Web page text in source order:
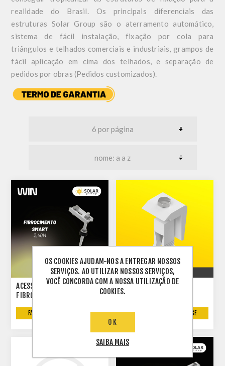
realidade do Brasil. Os principais diferenciais das
estruturas Solar Group são o aterramento automático,
sistema de fácil instalação, fixação por cola para
triângulos e telhados comerciais e industriais, grampos de
fácil aplicação em cima dos telhados, e separação de
pedidos por obras (Pedidos customizados).
ACESSORIO NV
FIBROCIMENTO SMART
FAÇA LOGIN OU CADASTRE-SE
ACESSORIO SMART MINI
TRILHO 0,31M
FAÇA LOGIN OU CADASTRE-SE
OS COOKIES AJUDAM-NOS A ENTREGAR NOSSOS
SERVIÇOS. AO UTILIZAR NOSSOS SERVIÇOS,
VOCÊ CONCORDA COM A NOSSA UTILIZAÇÃO DE
COOKIES.
OK
SAIBA MAIS